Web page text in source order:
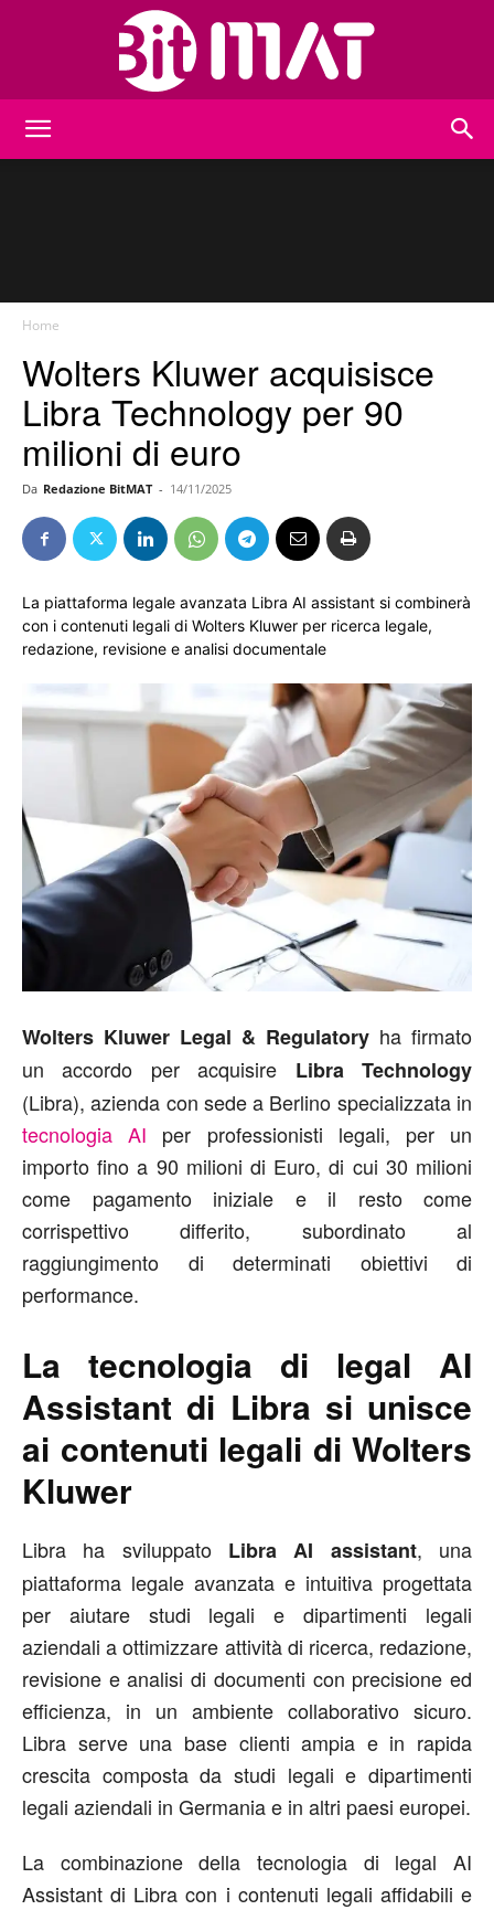
Home
Wolters Kluwer acquisisce
Libra Technology per 90
milioni di euro
Da Redazione BitMAT - 14/11/2025
La piattaforma legale avanzata Libra AI assistant si combinerà
con i contenuti legali di Wolters Kluwer per ricerca legale,
redazione, revisione e analisi documentale
Wolters Kluwer Legal & Regulatory ha firmato
un accordo per acquisire Libra Technology
(Libra), azienda con sede a Berlino specializzata in
tecnologia AI per professionisti legali, per un
importo fino a 90 milioni di Euro, di cui 30 milioni
come pagamento iniziale e il resto come
corrispettivo differito, subordinato al
raggiungimento di determinati obiettivi di
performance.
La tecnologia di legal AI
Assistant di Libra si unisce
ai contenuti legali di Wolters
Kluwer
Libra ha sviluppato Libra AI assistant, una
piattaforma legale avanzata e intuitiva progettata
per aiutare studi legali e dipartimenti legali
aziendali a ottimizzare attività di ricerca, redazione,
revisione e analisi di documenti con precisione ed
efficienza, in un ambiente collaborativo sicuro.
Libra serve una base clienti ampia e in rapida
crescita composta da studi legali e dipartimenti
legali aziendali in Germania e in altri paesi europei.
La combinazione della tecnologia di legal AI
Assistant di Libra con i contenuti legali affidabili e